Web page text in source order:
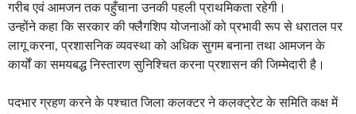
गरीब एवं आमजन तक पहुँचाना उनकी पहली प्राथमिकता रहेगी।
उन्होंने कहा कि सरकार की फ्लैगशिप योजनाओं को प्रभावी रूप से धरातल पर
लागू करना, प्रशासनिक व्यवस्था को अधिक सुगम बनाना तथा आमजन के
कार्यों का समयबद्ध निस्तारण सुनिश्चित करना प्रशासन की जिम्मेदारी है।
पदभार ग्रहण करने के पश्चात जिला कलक्टर ने कलक्ट्रेट के समिति कक्ष में